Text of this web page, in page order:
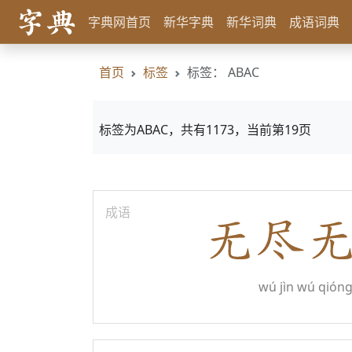
字典网首页 新华字典 新华词典 成语词典
首页 标签 标签： ABAC
标签为ABAC，共有1173，当前第19页
成语
wú jìn wú qióng